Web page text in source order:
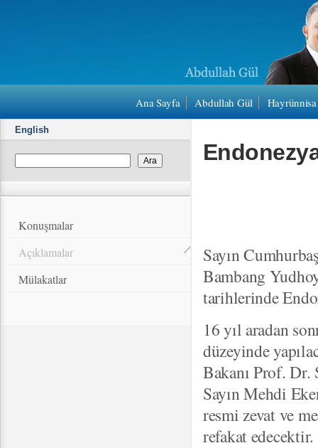
Ana Sayfa Abdullah Gül
English
Konuşmalar
Açıklamalar
Mülakatlar
Sayın
Bambang
tarihlerinde
16 yıl aradan
düzeyinde
Bakanı Prof. Dr.
Sayın Mehdi
resmi zevat ve
refakat